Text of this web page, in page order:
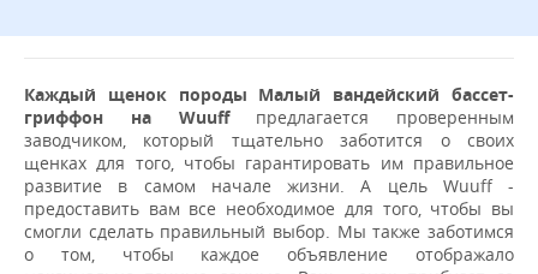
Каждый щенок породы Малый вандейский бассет-
гриффон на Wuuffпредлагается проверенным
заводчиком, который тщательно заботится о своих
щенках для того, чтобы гарантировать им правильное
развитие в самом начале жизни. А цель Wuuff -
предоставить вам все необходимое для того, чтобы вы
смогли сделать правильный выбор. Мы также заботимся
о том, чтобы каждое объявление отображало